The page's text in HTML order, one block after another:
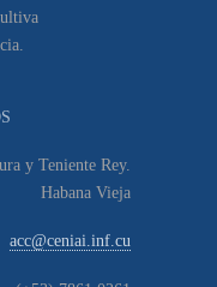
y Teniente Rey.
Habana Vieja
acc@ceniai.inf.cu